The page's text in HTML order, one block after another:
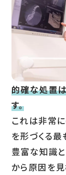
的確な処置
す。
これは非常
を形づくる最
豊富な知識
から原因を